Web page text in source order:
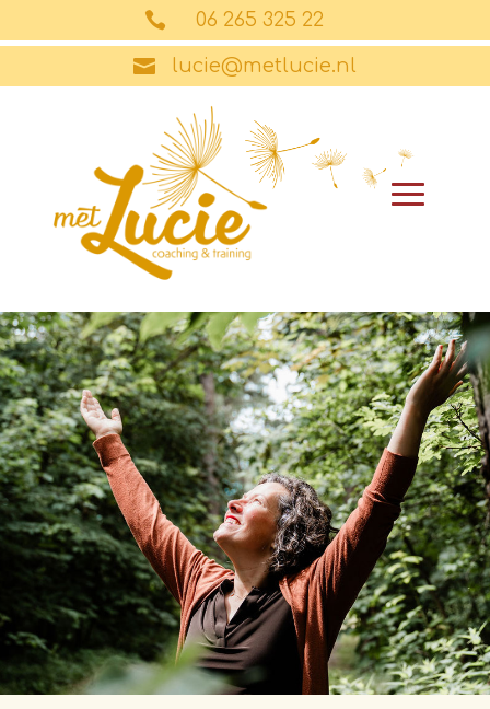
 06 265 325 22
 lucie@metlucie.nl